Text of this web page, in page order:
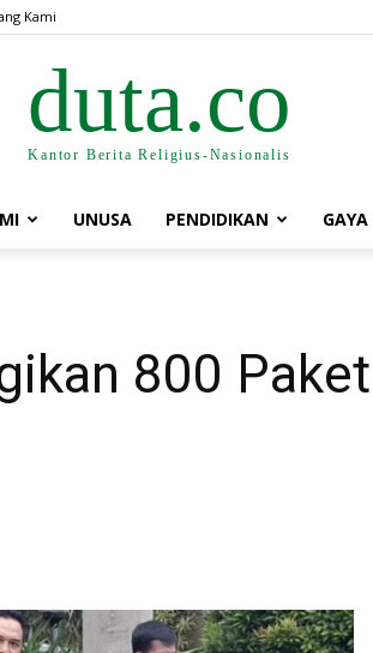
Kami
duta.co
Kantor Berita Religius-Nasionalis
UNUSA PENDIDIKAN
800